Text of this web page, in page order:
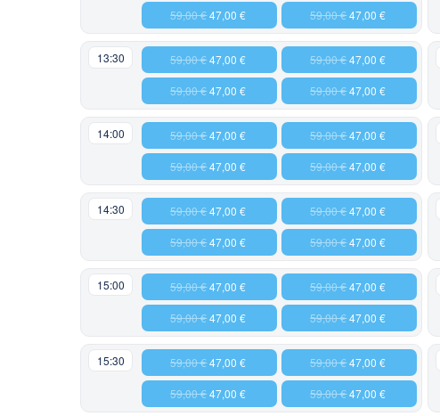
59,00 €47,00 € 59,00 €47,00 €
13:30 59,00 €47,00 €
59,00 €47,00 €
59,00 €47,00 €
59,00 €47,00 €
14:00 59,00 €47,00 €
59,00 €47,00 €
59,00 €47,00 €
59,00 €47,00 €
14:30 59,00 €47,00 €
59,00 €47,00 €
59,00 €47,00 €
59,00 €47,00 €
15:00 59,00 €47,00 €
59,00 €47,00 €
59,00 €47,00 €
59,00 €47,00 €
15:30 59,00 €47,00 €
59,00 €47,00 €
59,00 €47,00 €
59,00 €47,00 €